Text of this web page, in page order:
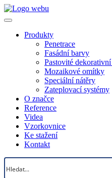
Produkty
Penetrace
Fasádní barvy
Pastovité
Mozaikové omítky
Speciální nátěry
Zateplovací systémy
O značce
Reference
Videa
Vzorkovnice
Ke stažení
Kontakt